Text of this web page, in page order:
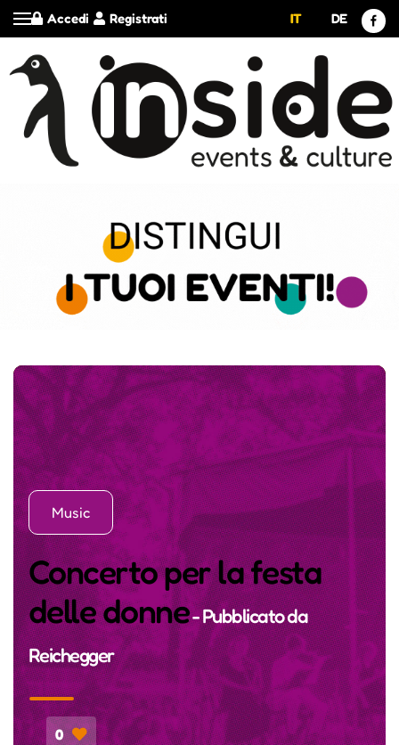
Registrati
Accedi IT DE
Music
Concerto per la festa
delle donne- Pubblicato da
Reichegger
0